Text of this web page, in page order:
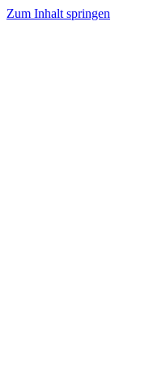
Zum Inhalt springen